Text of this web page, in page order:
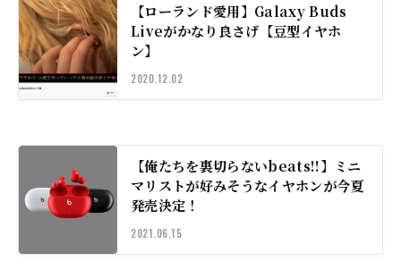
【ローランド愛用】Galaxy Buds
Liveがかなり良さげ【豆型イヤホ
ン】
2020.12.02
【俺たちを裏切らないbeats!!】ミニ
マリストが好みそうなイヤホンが今夏
発売決定！
2021.06.15